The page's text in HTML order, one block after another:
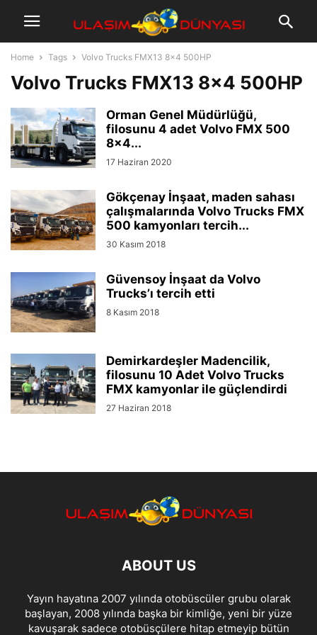
Home Tags Volvo Trucks FMX13 8×4 500HP
Volvo Trucks FMX13 8×4 500HP
Orman Genel Müdürlüğü,
filosunu 4 adet Volvo FMX 500
8×4...
17 Haziran 2020
Gökçenay İnşaat, maden sahası
çalışmalarında Volvo Trucks FMX
500 kamyonları tercih...
30 Kasım 2018
Güvensoy İnşaat da Volvo
Trucks’ı tercih etti
8 Kasım 2018
Demirkardeşler Madencilik,
filosunu 10 Adet Volvo Trucks
FMX kamyonlar ile güçlendirdi
27 Haziran 2018
ABOUT US
Yayın hayatına 2007 yılında otobüscüler grubu olarak
başlayan, 2008 yılında başka bir kimliğe, yeni bir yüze
kavuşarak sadece otobüsçülere hitap etmeyip bütün